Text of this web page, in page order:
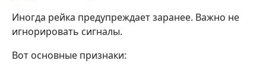
Иногда рейка предупреждает заранее. Важно не
игнорировать сигналы.
Вот основные признаки: